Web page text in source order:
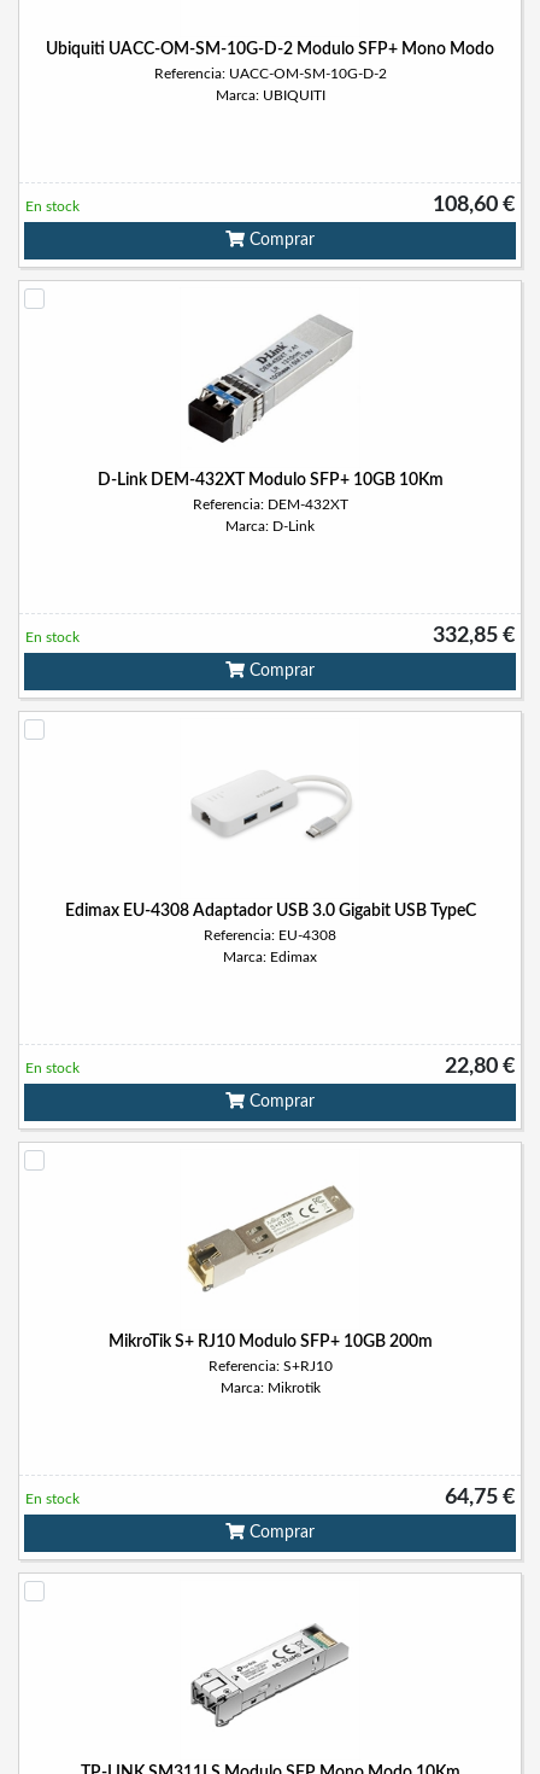
Ubiquiti UACC-OM-SM-10G-D-2 Modulo SFP+ Mono Modo
Referencia: UACC-OM-SM-10G-D-2
Marca: UBIQUITI
108,60 €
En stock
Comprar
D-Link DEM-432XT Modulo SFP+ 10GB 10Km
Referencia: DEM-432XT
Marca: D-Link
332,85 €
En stock
Comprar
Edimax EU-4308 Adaptador USB 3.0 Gigabit USB TypeC
Referencia: EU-4308
Marca: Edimax
22,80 €
En stock
Comprar
MikroTik S+ RJ10 Modulo SFP+ 10GB 200m
Referencia: S+RJ10
Marca: Mikrotik
64,75 €
En stock
Comprar